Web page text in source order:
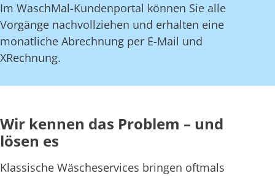
Im WaschMal-Kundenportal können Sie alle
Vorgänge nachvollziehen und erhalten eine
monatliche Abrechnung per E-Mail und
XRechnung.
Wir kennen das Problem – und
lösen es
Klassische Wäscheservices bringen oftmals